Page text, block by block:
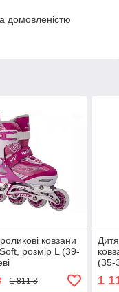
домовленістю
ковзани
розмір L (39-
1 811 ₴
(35-
1